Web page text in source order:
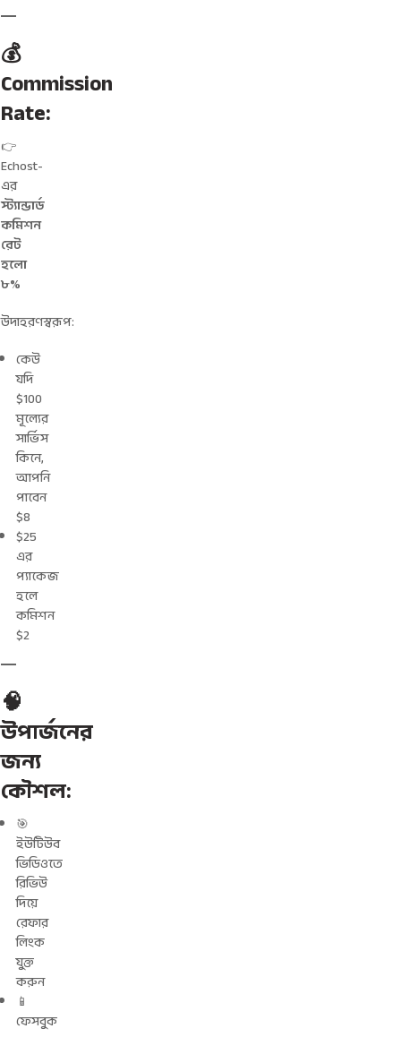
💰
Commission
Rate:
👉
Echost-
এর
স্ট্যান্ডার্ড
কমিশন
রেট
হলো
৮%
উদাহরণস্বরূপ:
কেউ
যদি
$100
মূল্যের
সার্ভিস
কিনে,
আপনি
পাবেন
$8
$25
এর
প্যাকেজ
হলে
কমিশন
$2
🧠
উপার্জনের
জন্য
কৌশল:
🎯
ইউটিউব
ভিডিওতে
রিভিউ
দিয়ে
রেফার
লিংক
যুক্ত
করুন
📱
ফেসবুক